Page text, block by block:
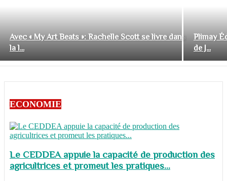
Avec « My Art Beats »: Rachelle Scott se livre dans
la l...
Plimay
de J...
ECONOMIE
Le CEDDEA appuie la capacité de production des
agricultrices et promeut les pratiques...